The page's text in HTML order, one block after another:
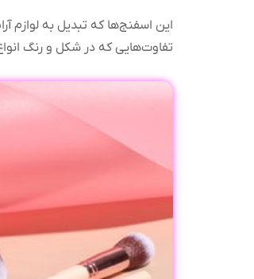
این اسفنج‌ها که تبدیل به لوازم
تفاوت‌هایی که در شکل و رنگ